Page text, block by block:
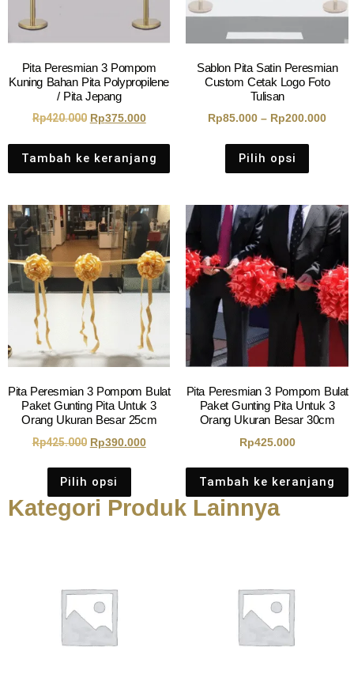
Pita Peresmian 3 Pompom
Kuning Bahan Pita Polypropilene
/ Pita Jepang
Rp420.000 Rp375.000
Tambah ke keranjang
Sablon Pita Satin Peresmian
Custom Cetak Logo Foto
Tulisan
Rp85.000 – Rp200.000
Pilih opsi
Pita Peresmian 3 Pompom Bulat
Paket Gunting Pita Untuk 3
Orang Ukuran Besar 25cm
Rp425.000 Rp390.000
Pilih opsi
Pita Peresmian 3 Pompom Bulat
Paket Gunting Pita Untuk 3
Orang Ukuran Besar 30cm
Rp425.000
Tambah ke keranjang
Kategori Produk Lainnya